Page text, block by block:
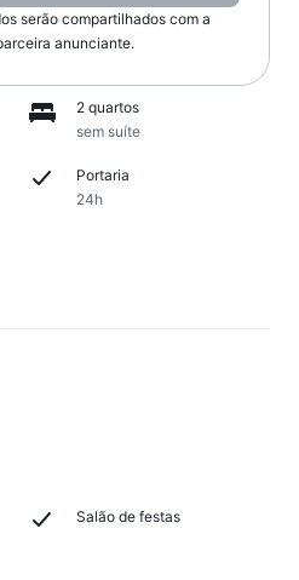
serão compartilhados com a
anunciante.
2 quartos
sem suíte
Portaria
24h
Salão de festas